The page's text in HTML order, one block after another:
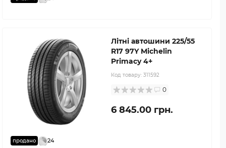
продано 24
Літні автошини 225/55
R17 97Y Michelin
Primacy 4+
Код товару: 311592
0
6 845.00 грн.